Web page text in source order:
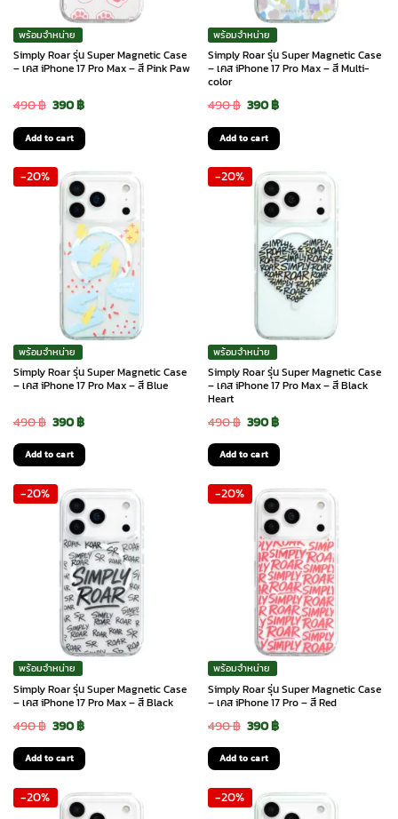
พร้อมจำหน่าย
Simply Roar รุ่น Super Magnetic Case
– เคส iPhone 17 Pro Max – สี Pink Paw
490฿ Original
price
was:
490 ฿.
390฿Current
price
is:
390 ฿.
Add to cart
พร้อมจำหน่าย
Simply Roar รุ่น Super Magnetic Case
– เคส iPhone 17 Pro Max – สี Multi-
color
490฿ Original
price
was:
490 ฿.
390฿Current
price
is:
390 ฿.
Add to cart
-20%
พร้อมจำหน่าย
Simply Roar รุ่น Super Magnetic Case
– เคส iPhone 17 Pro Max – สี Blue
490฿ Original
price
was:
490 ฿.
390฿Current
price
390 ฿.
Add to cart
-20%
พร้อมจำหน่าย
Simply Roar รุ่น Super Magnetic Case
– เคส iPhone 17 Pro Max – สี Black
Heart
490฿ Original
price
was:
490 ฿.
390฿Current
price
390 ฿.
Add to cart
-20%
พร้อมจำหน่าย
Simply Roar รุ่น Super Magnetic Case
– เคส iPhone 17 Pro Max – สี Black
490฿ Original
price
was:
490 ฿.
390฿Current
price
390 ฿.
Add to cart
-20%
พร้อมจำหน่าย
Simply Roar รุ่น Super Magnetic Case
– เคส iPhone 17 Pro – สี Red
490฿ Original
price
was:
490 ฿.
390฿Current
price
390 ฿.
Add to cart
-20% -20%